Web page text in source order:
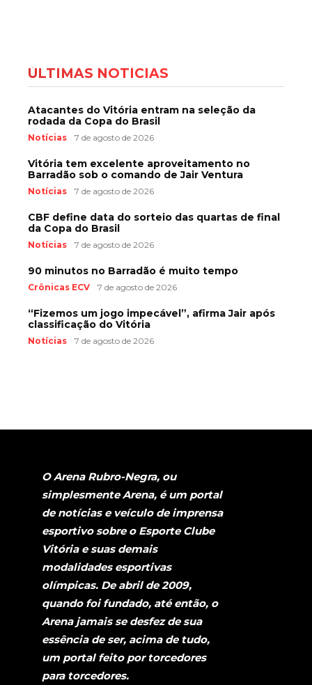
ÚLTIMAS NOTÍCIAS
Atacantes do Vitória entram na seleção da
rodada da Copa do Brasil
Notícias 7 de agosto de 2026
Vitória tem excelente aproveitamento no
Barradão sob o comando de Jair Ventura
Notícias 7 de agosto de 2026
CBF define data do sorteio das quartas de final
da Copa do Brasil
Notícias 7 de agosto de 2026
90 minutos no Barradão é muito tempo
Crônicas ECV 7 de agosto de 2026
“Fizemos um jogo impecável”, afirma Jair após
classificação do Vitória
Notícias 7 de agosto de 2026
O Arena Rubro-Negra, ou
simplesmente Arena, é um portal
de notícias e veículo de imprensa
esportivo sobre o Esporte Clube
Vitória e suas demais
modalidades esportivas
olímpicas. De abril de 2009,
quando foi fundado, até então, o
Arena jamais se desfez de sua
essência de ser, acima de tudo,
um portal feito por torcedores
para torcedores.